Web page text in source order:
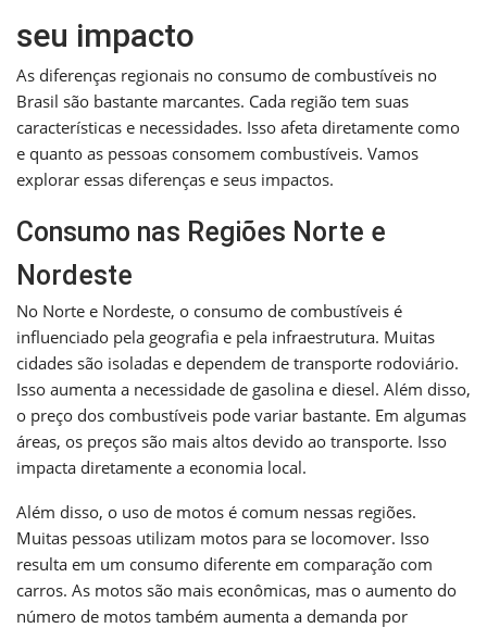
seu impacto
As diferenças regionais no consumo de combustíveis no
Brasil são bastante marcantes. Cada região tem suas
características e necessidades. Isso afeta diretamente como
e quanto as pessoas consomem combustíveis. Vamos
explorar essas diferenças e seus impactos.
Consumo nas Regiões Norte e
Nordeste
No Norte e Nordeste, o consumo de combustíveis é
influenciado pela geografia e pela infraestrutura. Muitas
cidades são isoladas e dependem de transporte rodoviário.
Isso aumenta a necessidade de gasolina e diesel. Além disso,
o preço dos combustíveis pode variar bastante. Em algumas
áreas, os preços são mais altos devido ao transporte. Isso
impacta diretamente a economia local.
Além disso, o uso de motos é comum nessas regiões.
Muitas pessoas utilizam motos para se locomover. Isso
resulta em um consumo diferente em comparação com
carros. As motos são mais econômicas, mas o aumento do
número de motos também aumenta a demanda por